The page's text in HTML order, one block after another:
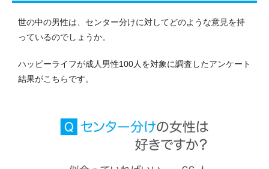
世の中の男性は、センター分けに対してどのような意見を持
っているのでしょうか。
ハッピーライフが成人男性100人を対象に調査したアンケート
結果がこちらです。